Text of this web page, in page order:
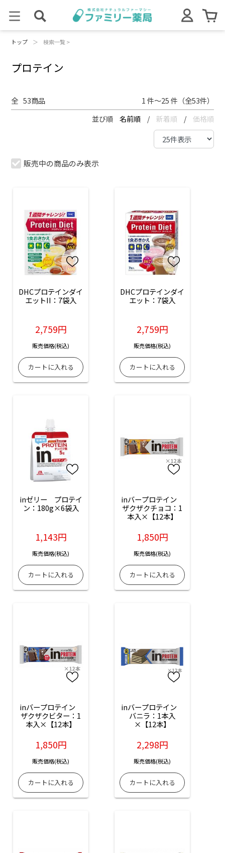
トップ ＞ 検索一覧 >
プロテイン
全 53商品 1 件～25 件（全53件）
並び順 名前順 / 新着順 / 価格順
販売中の商品のみ表示
DHCプロテインダイ
エットII：7袋入
2,759円
販売価格(税込)
DHCプロテインダイ
エット：7袋入
2,759円
販売価格(税込)
inゼリー　プロテイ
ン：180g×6袋入
1,143円
販売価格(税込)
inバープロテイン
ザクザクチョコ：1
本入×【12本】
1,850円
販売価格(税込)
inバープロテイン
ザクザクビター：1
本入×【12本】
1,850円
販売価格(税込)
inバープロテイン
バニラ：1本入
×【12本】
2,298円
販売価格(税込)